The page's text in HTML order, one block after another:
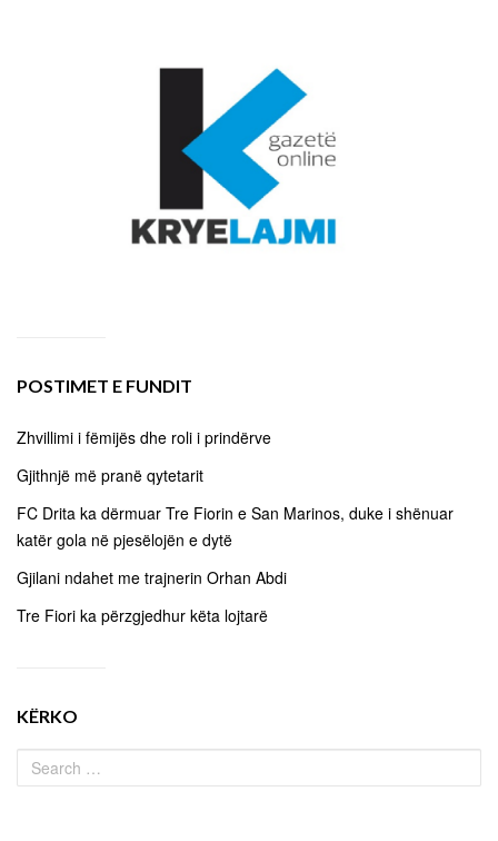
POSTIMET E FUNDIT
Zhvillimi i fëmijës dhe roli i prindërve
Gjithnjë më pranë qytetarit
FC Drita ka dërmuar Tre Fiorin e San Marinos, duke i shënuar
katër gola në pjesëlojën e dytë
Gjilani ndahet me trajnerin Orhan Abdi
Tre Fiori ka përzgjedhur këta lojtarë
KËRKO